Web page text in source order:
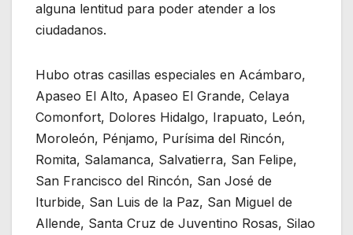
alguna lentitud para poder atender a los
ciudadanos.
Hubo otras casillas especiales en Acámbaro,
Apaseo El Alto, Apaseo El Grande, Celaya
Comonfort, Dolores Hidalgo, Irapuato, León,
Moroleón, Pénjamo, Purísima del Rincón,
Romita, Salamanca, Salvatierra, San Felipe,
San Francisco del Rincón, San José de
Iturbide, San Luis de la Paz, San Miguel de
Allende, Santa Cruz de Juventino Rosas, Silao